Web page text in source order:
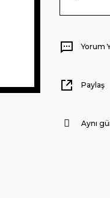
Yorum
Paylaş
Aynı